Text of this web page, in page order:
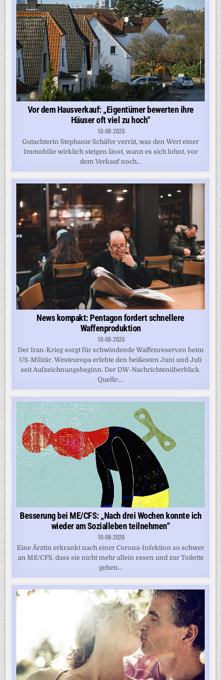
Vor dem Hausverkauf: „Eigentümer bewerten ihre
Häuser oft viel zu hoch“
10-08-2026
Gutachterin Stephanie Schäfer verrät, was den Wert einer
Immobilie wirklich steigen lässt, wann es sich lohnt, vor
dem Verkauf noch...
News kompakt: Pentagon fordert schnellere
Waffenproduktion
10-08-2026
Der Iran-Krieg sorgt für schwindende Waffenreserven beim
US-Militär. Westeuropa erlebte den heißesten Juni und Juli
seit Aufzeichnungsbeginn. Der DW-Nachrichtenüberblick.
Quelle:...
Besserung bei ME/CFS: „Nach drei Wochen konnte ich
wieder am Sozialleben teilnehmen“
10-08-2026
Eine Ärztin erkrankt nach einer Corona-Infektion so schwer
an ME/CFS, dass sie nicht mehr allein essen und zur Toilette
gehen...